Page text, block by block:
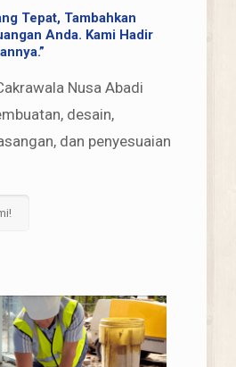
Tepat, Tambahkan
Anda. Kami Hadir
Nusa Abadi
desain,
dan penyesuaian